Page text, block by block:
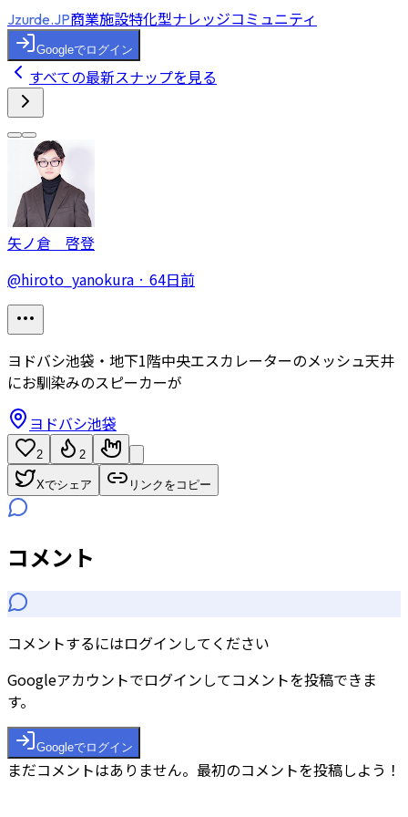
Jzurde.JP商業施設特化型ナレッジコミュニティ
Googleでログイン
すべての最新スナップを見る
矢ノ倉 啓登
@hiroto_yanokura · 64日前
ヨドバシ池袋・地下1階中央エスカレーターのメッシュ天井
にお馴染みのスピーカーが
ヨドバシ池袋
2 2
Xでシェア リンクをコピー
コメント
コメントするにはログインしてください
Googleアカウントでログインしてコメントを投稿できま
す。
Googleでログイン
まだコメントはありません。最初のコメントを投稿しよう！